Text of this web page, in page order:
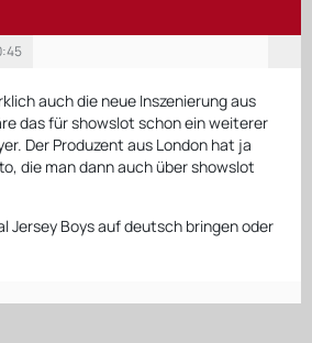
auch die neue Inszenierung aus
das für showslot schon ein weiterer
Der Produzent aus London hat ja
die man dann auch über showslot
Jersey Boys auf deutsch bringen oder